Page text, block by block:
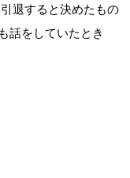
退すると決めたもの
話をしていたとき